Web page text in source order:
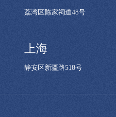
荔湾区陈家祠道48号
上海
静安区新疆路518号